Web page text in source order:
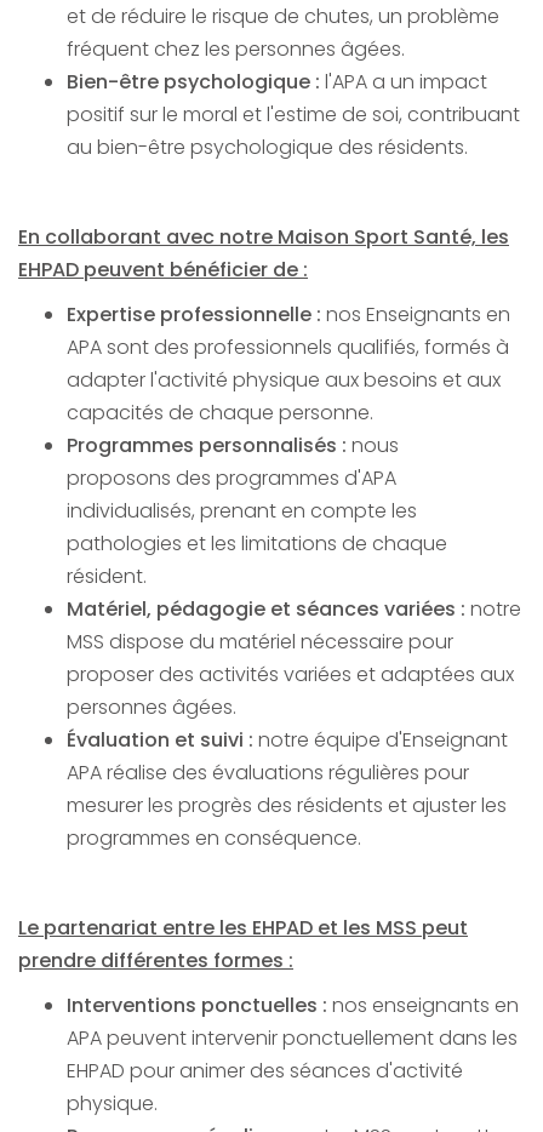
et de réduire le risque de chutes, un problème
fréquent chez les personnes âgées.
Bien-être psychologique : l'APA a un impact
positif sur le moral et l'estime de soi, contribuant
au bien-être psychologique des résidents.
En collaborant avec notre Maison Sport Santé, les
EHPAD peuvent bénéficier de :
Expertise professionnelle : nos Enseignants en
APA sont des professionnels qualifiés, formés à
adapter l'activité physique aux besoins et aux
capacités de chaque personne.
Programmes personnalisés : nous
proposons des programmes d'APA
individualisés, prenant en compte les
pathologies et les limitations de chaque
résident.
Matériel, pédagogie et séances variées : notre
MSS dispose du matériel nécessaire pour
proposer des activités variées et adaptées aux
personnes âgées.
Évaluation et suivi : notre équipe d'Enseignant
APA réalise des évaluations régulières pour
mesurer les progrès des résidents et ajuster les
programmes en conséquence.
Le partenariat entre les EHPAD et les MSS peut
prendre différentes formes :
Interventions ponctuelles : nos enseignants en
APA peuvent intervenir ponctuellement dans les
EHPAD pour animer des séances d'activité
physique.